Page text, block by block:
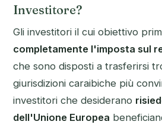
Investitore?
Gli investitori il cui obiettivo
completamente l'imposta sul
che sono disposti a trasferirsi
giurisdizioni caraibiche più
investitori che desiderano
dell'Unione Europea